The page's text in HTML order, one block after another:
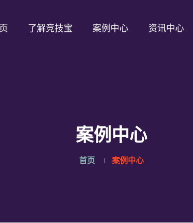
了解竞技宝 案例中心 资讯中心
案例中心
首页 案例中心